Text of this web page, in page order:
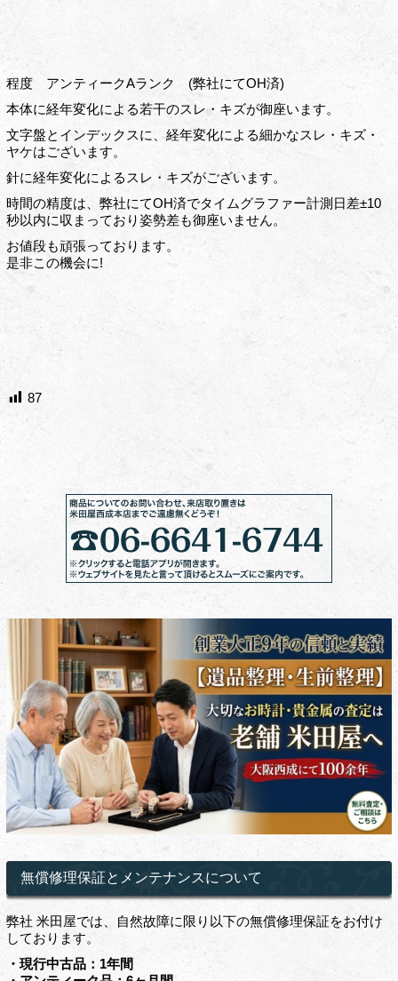
程度 アンティークAランク (弊社にてOH済)
本体に経年変化による若干のスレ・キズが御座います。
文字盤とインデックスに、経年変化による細かなスレ・キズ・
ヤケはございます。
針に経年変化によるスレ・キズがございます。
時間の精度は、弊社にてOH済でタイムグラファー計測日差±10
秒以内に収まっており姿勢差も御座いません。
お値段も頑張っております。
是非この機会に!
87
無償修理保証とメンテナンスについて
弊社 米田屋では、自然故障に限り以下の無償修理保証をお付け
しております。
・現行中古品：1年間